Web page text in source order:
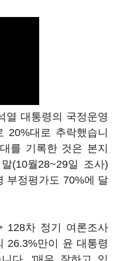
열 대통령의 국정운영
20%대로 추락했습니
를 기록한 것은 본지
(10월28~29일 조사)
부정평가도 70%에 달
128차 정기 여론조사
26.3%만이 윤 대통령